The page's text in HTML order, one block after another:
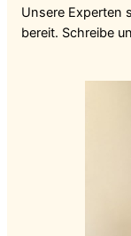
Unsere Experten
bereit. Schreibe